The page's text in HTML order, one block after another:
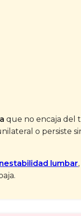
que no encaja del
o persiste
lumbar